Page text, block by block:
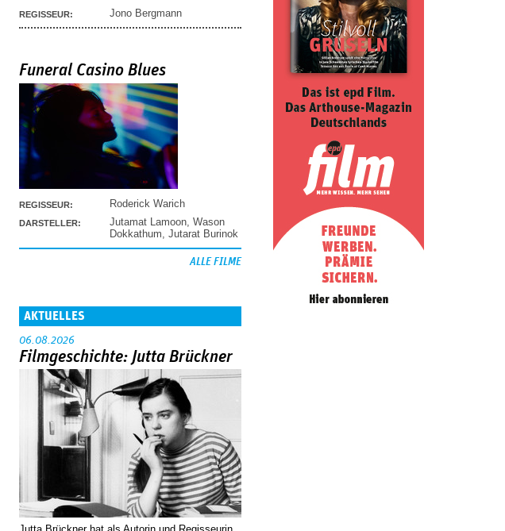
REGISSEUR: Jono Bergmann
Funeral Casino Blues
REGISSEUR: Roderick Warich
DARSTELLER: Jutamat Lamoon Wason
Dokkathum Jutarat Burinok
ALLE FILME
AKTUELLES
06.08.2026
Filmgeschichte: Jutta Brückner